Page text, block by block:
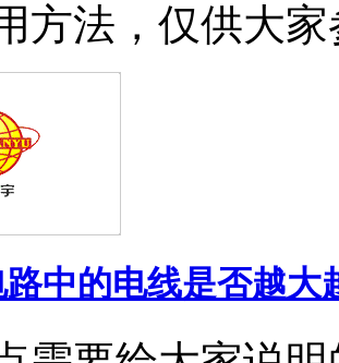
方法，仅供大
中的电线是否越大